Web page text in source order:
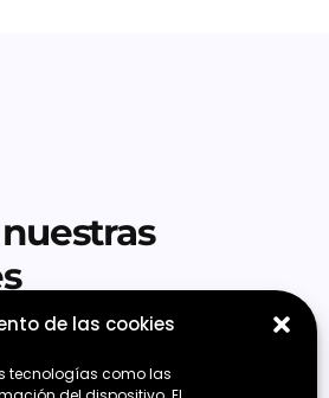
de las cookies
tecnologías como las